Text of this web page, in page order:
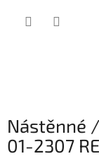
Nástěnné
01-2307